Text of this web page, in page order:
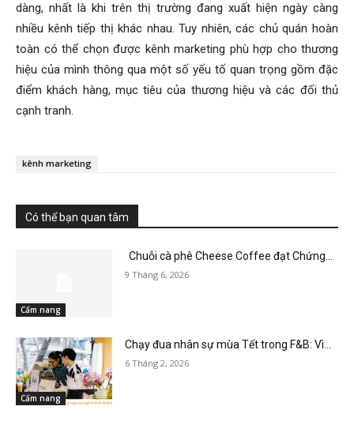
dàng, nhất là khi trên thị trường đang xuất hiện ngày càng
nhiều kênh tiếp thị khác nhau. Tuy nhiên, các chủ quán hoàn
toàn có thể chọn được kênh marketing phù hợp cho thương
hiệu của mình thông qua một số yếu tố quan trọng gồm đặc
điểm khách hàng, mục tiêu của thương hiệu và các đối thủ
cạnh tranh.
kênh marketing
Có thể bạn quan tâm
Cẩm nang
Chuỗi cà phê Cheese Coffee đạt Chứng...
9 Tháng 6, 2026
Cẩm nang
Chạy đua nhân sự mùa Tết trong F&B: Vì...
6 Tháng 2, 2026